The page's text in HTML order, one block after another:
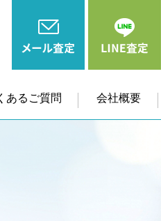
あるご質問 会社概要